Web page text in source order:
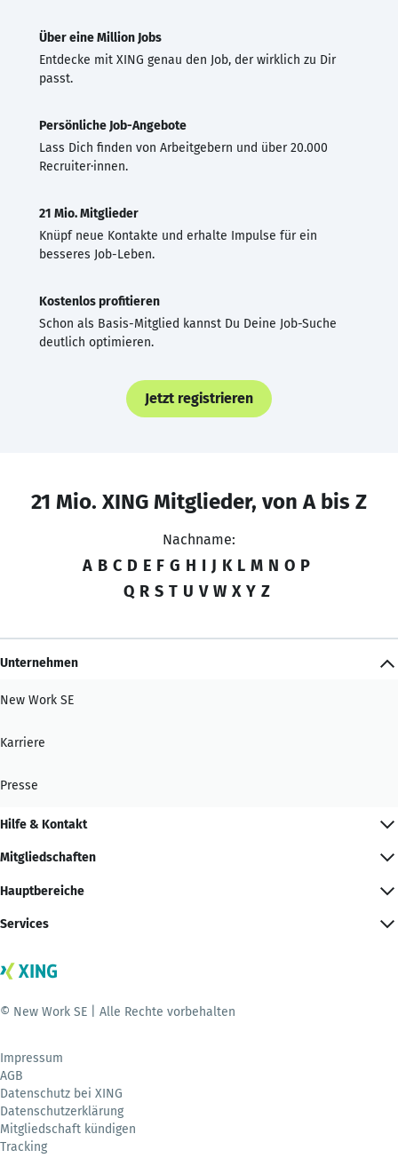
Über eine Million Jobs
Entdecke mit XING genau den Job, der wirklich zu Dir
passt.
Persönliche Job-Angebote
Lass Dich finden von Arbeitgebern und über 20.000
Recruiter·innen.
21 Mio. Mitglieder
Knüpf neue Kontakte und erhalte Impulse für ein
besseres Job-Leben.
Kostenlos profitieren
Schon als Basis-Mitglied kannst Du Deine Job-Suche
deutlich optimieren.
Jetzt registrieren
21 Mio. XING Mitglieder, von A bis Z
Nachname:
A B C D E F G H I J K L M N O P
Q R S T U V W X Y Z
Unternehmen
New Work SE
Karriere
Presse
Hilfe & Kontakt
Mitgliedschaften
Hauptbereiche
Services
© New Work SE | Alle Rechte vorbehalten
Impressum
AGB
Datenschutz bei XING
Datenschutzerklärung
Mitgliedschaft kündigen
Tracking